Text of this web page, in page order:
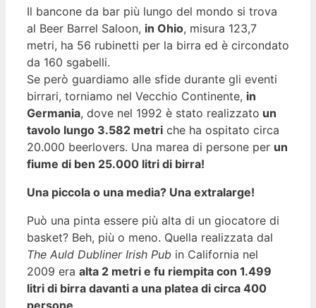
Il bancone da bar più lungo del mondo si trova
al Beer Barrel Saloon, in Ohio, misura 123,7
metri, ha 56 rubinetti per la birra ed è circondato
da 160 sgabelli.
Se però guardiamo alle sfide durante gli eventi
birrari, torniamo nel Vecchio Continente, in
Germania, dove nel 1992 è stato realizzato un
tavolo lungo 3.582 metri che ha ospitato circa
20.000 beerlovers. Una marea di persone per un
fiume di ben 25.000 litri di birra!
Una piccola o una media? Una extralarge!
Può una pinta essere più alta di un giocatore di
basket? Beh, più o meno. Quella realizzata dal
The Auld Dubliner Irish Pub in California nel
2009 era alta 2 metri e fu riempita con 1.499
litri di birra davanti a una platea di circa 400